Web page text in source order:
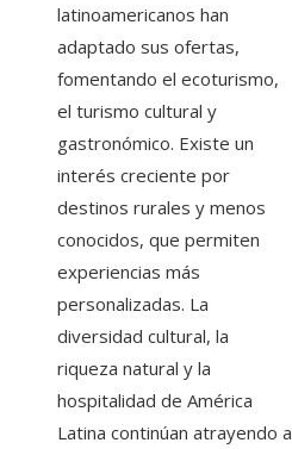
latinoamericanos han
adaptado sus ofertas,
fomentando el ecoturismo,
el turismo cultural y
gastronómico. Existe un
interés creciente por
destinos rurales y menos
conocidos, que permiten
experiencias más
personalizadas. La
diversidad cultural, la
riqueza natural y la
hospitalidad de América
Latina continúan atrayendo a